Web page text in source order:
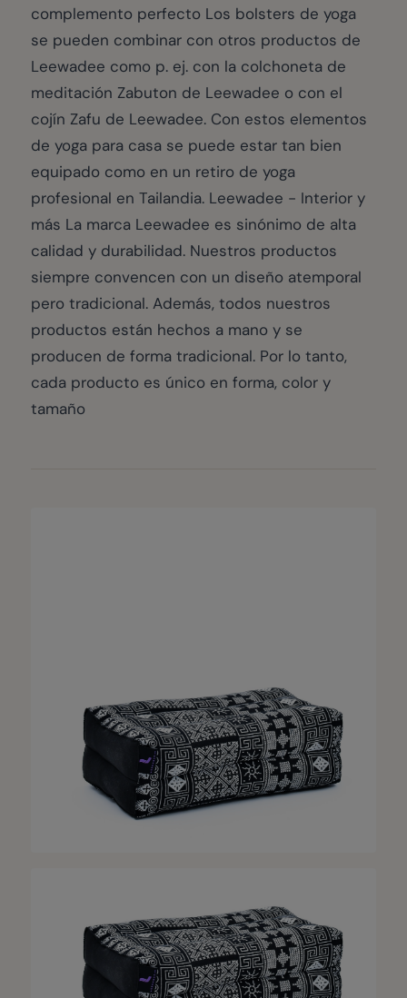
complemento perfecto Los bolsters de yoga
se pueden combinar con otros productos de
Leewadee como p. ej. con la colchoneta de
meditación Zabuton de Leewadee o con el
cojín Zafu de Leewadee. Con estos elementos
de yoga para casa se puede estar tan bien
equipado como en un retiro de yoga
profesional en Tailandia. Leewadee - Interior y
más La marca Leewadee es sinónimo de alta
calidad y durabilidad. Nuestros productos
siempre convencen con un diseño atemporal
pero tradicional. Además, todos nuestros
productos están hechos a mano y se
producen de forma tradicional. Por lo tanto,
cada producto es único en forma, color y
tamaño